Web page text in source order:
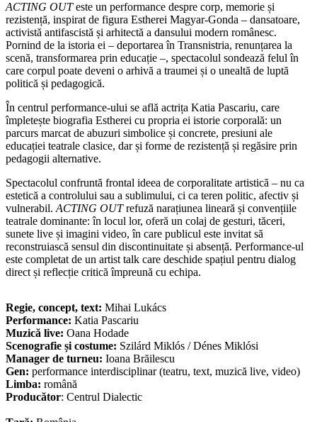
ACTING OUTeste un performance despre corp, memorie și
rezistență, inspirat de figura Estherei Magyar-Gonda – dansatoare,
activistă antifascistă și arhitectă a dansului modern românesc.
Pornind de la istoria ei – deportarea în Transnistria, renunțarea la
scenă, transformarea prin educație –, spectacolul sondează felul în
care corpul poate deveni o arhivă a traumei și o unealtă de luptă
politică și pedagogică.
În centrul performance-ului se află actrița Katia Pascariu, care
împletește biografia Estherei cu propria ei istorie corporală: un
parcurs marcat de abuzuri simbolice și concrete, presiuni ale
educației teatrale clasice, dar și forme de rezistență și regăsire prin
pedagogii alternative.
Spectacolul confruntă frontal ideea de corporalitate artistică – nu ca
estetică a controlului sau a sublimului, ci ca teren politic, afectiv și
vulnerabil. ACTING OUTrefuză narațiunea lineară și convențiile
teatrale dominante: în locul lor, oferă un colaj de gesturi, tăceri,
sunete live și imagini video, în care publicul este invitat să
reconstruiască sensul din discontinuitate și absență. Performance-ul
este completat de un artist talk care deschide spațiul pentru dialog
direct și reflecție critică împreună cu echipa.
Regie, concept, text: Mihai Lukács
Performance: Katia Pascariu
Muzică live: Oana Hodade
Scenografie și costume: Szilárd Miklós / Dénes Miklósi
Manager de turneu: Ioana Brăilescu
Gen: performance interdisciplinar (teatru, text, muzică live, video)
Limba: română
Producător: Centrul Dialectic